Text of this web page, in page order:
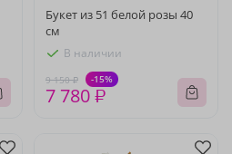
Букет из 51 белой розы 40
см
В наличии
9 150 ₽ -15%
7 780 ₽